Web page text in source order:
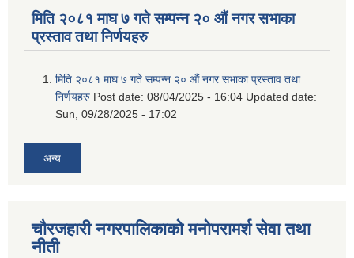
मिति २०८१ माघ ७ गते सम्पन्न २० औं नगर सभाका
प्रस्ताव तथा निर्णयहरु
मिति २०८१ माघ ७ गते सम्पन्न २० औं नगर सभाका प्रस्ताव तथा
निर्णयहरु Post date: 08/04/2025 - 16:04 Updated date:
Sun, 09/28/2025 - 17:02
अन्य
चौरजहारी नगरपालिकाको मनोपरामर्श सेवा तथा
नीती